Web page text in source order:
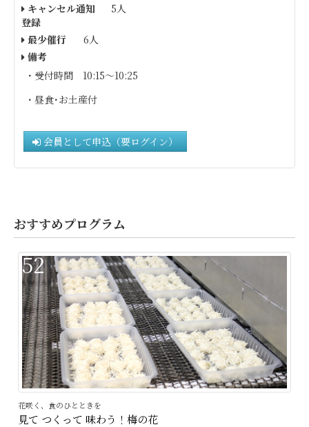
キャンセル通知
登録
5人
最少催行
6人
備考
・受付時間 10:15～10:25
・昼食･お土産付
会員として申込（要ログイン）
おすすめプログラム
52
花咲く、食のひとときを
見て つくって 味わう！梅の花